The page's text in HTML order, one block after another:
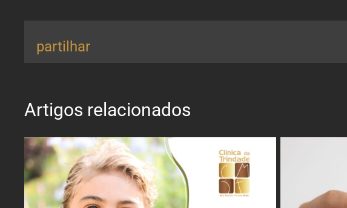
partilhar
Artigos relacionados